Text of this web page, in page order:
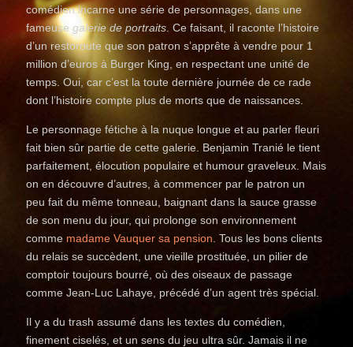
comédien incarne une série de personnages, dans une
fameusegalerie de portraits . Ce faisant, il raconte l’histoire
d’un restoroute que son patron s’apprête à vendre pour 1
million d’euros à Burger King, en respectant une unité de
temps. Oui, car c’est la toute dernière journée de ce rade
dont l’histoire compte plus de morts que de naissances.
Le personnage fétiche à la nuque longue et au parler fleuri
fait bien sûr partie de cette galerie. Benjamin Tranié le tient
parfaitement, élocution populaire et humour graveleux. Mais
on en découvre d’autres, à commencer par le patron un
peu fait du même tonneau, baignant dans la sauce grasse
de son menu du jour, qui prolonge son environnement
comme madame Vauquer sa pension . Tous les bons clients
du relais se succèdent, une vieille prostituée, un pilier de
comptoir toujours bourré, où des oiseaux de passage
comme Jean-Luc Lahaye, précédé d’un agent très spécial.
Il y a du trash assumé dans les textes du comédien,
finement ciselés, et un sens du jeu ultra sûr. Jamais il ne